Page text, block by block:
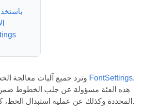
FontSettings.
هذه الفئة مسؤولة عن جلب الخطوط
المحددة وكذلك عن عملية استبدال الخط، كما هو موضح أدناه.